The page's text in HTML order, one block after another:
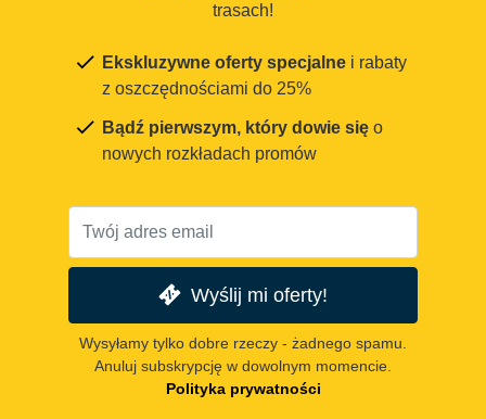
trasach!
Ekskluzywne oferty specjalne i rabaty
z oszczędnościami do 25%
Bądź pierwszym, który dowie się o
nowych rozkładach promów
Wyślij mi oferty!
Wysyłamy tylko dobre rzeczy - żadnego spamu.
Anuluj subskrypcję w dowolnym momencie.
Polityka prywatności